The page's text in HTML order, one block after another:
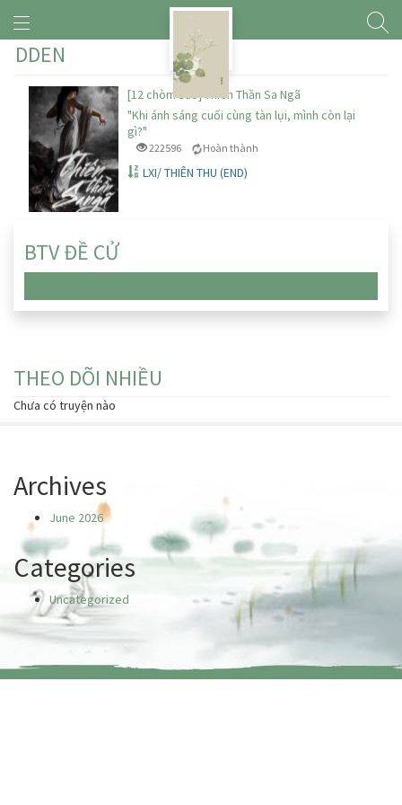
DDEN
[12 chòm sao] Thiên Thần Sa Ngã
"Khi ánh sáng cuối cùng tàn lụi, mình còn lại
gì?"
222596 Hoàn thành
LXI/ THIÊN THU (END)
BTV ĐỀ CỬ
THEO DÕI NHIỀU
Chưa có truyện nào
Archives
June 2026
Categories
Uncategorized